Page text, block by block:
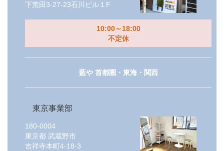
下荒田3-27-23石川ビル１F
10:00～18:00
不定休
藍や 首都圏・東海・関西
東京事業部
180-0004
東京都 武蔵野市
吉祥寺本町4-18-3